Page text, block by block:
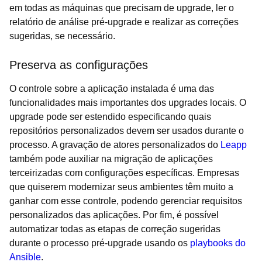
em todas as máquinas que precisam de upgrade, ler o
relatório de análise pré-upgrade e realizar as correções
sugeridas, se necessário.
Preserva as configurações
O controle sobre a aplicação instalada é uma das
funcionalidades mais importantes dos upgrades locais. O
upgrade pode ser estendido especificando quais
repositórios personalizados devem ser usados durante o
processo. A gravação de atores personalizados do Leapp
também pode auxiliar na migração de aplicações
terceirizadas com configurações específicas. Empresas
que quiserem modernizar seus ambientes têm muito a
ganhar com esse controle, podendo gerenciar requisitos
personalizados das aplicações. Por fim, é possível
automatizar todas as etapas de correção sugeridas
durante o processo pré-upgrade usando os playbooks do
Ansible.